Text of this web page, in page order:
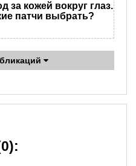
за кожей вокруг глаз.
патчи выбрать?